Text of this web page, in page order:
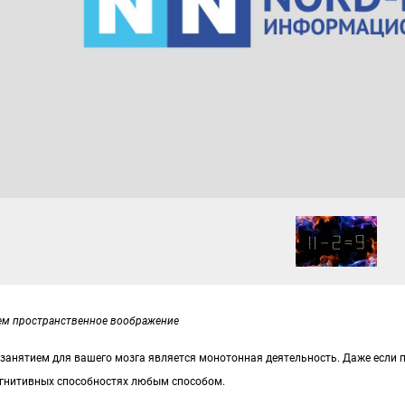
пространственное воображение
для вашего мозга является монотонная деятельность. Даже
способностях любым способом.